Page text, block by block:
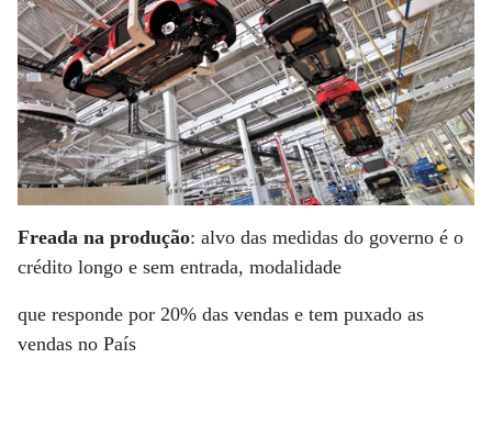
Freada na produção: alvo das medidas do governo é o
crédito longo e sem entrada, modalidade
que responde por 20% das vendas e tem puxado as
vendas no País